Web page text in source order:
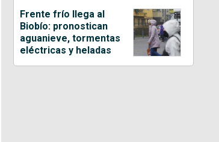
Frente frío llega al
Biobío: pronostican
aguanieve, tormentas
eléctricas y heladas